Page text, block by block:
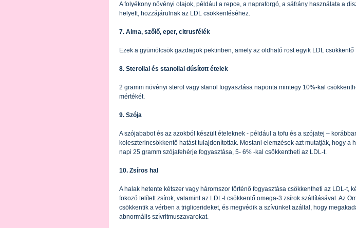
A folyékony növényi olajok, például a repce, a napraforgó, a sáfrány használata a
helyett, hozzájárulnak az LDL csökkentéséhez.
7. Alma, szőlő, eper, citrusfélék
Ezek a gyümölcsök gazdagok pektinben, amely az oldható rost egyik LDL csökkentő
8. Sterollal és stanollal dúsított ételek
2 gramm növényi sterol vagy stanol fogyasztása naponta mintegy 10%-kal
mértékét.
9. Szója
A szójababot és az azokból készült ételeknek - például a tofu és a szójatej –
koleszterincsökkentő hatást tulajdonítottak. Mostani elemzések azt mutatják, hogy a
napi 25 gramm szójafehérje fogyasztása, 5- 6% -kal csökkentheti az LDL-t.
10. Zsíros hal
A halak hetente kétszer vagy háromszor történő fogyasztása csökkentheti az LDL-t,
fokozó telített zsírok, valamint az LDL-t csökkentő omega-3 zsírok szállításával. Az
csökkentik a vérben a triglicerideket, és megvédik a szívünket azáltal, hogy
abnormális szívritmuszavarokat.